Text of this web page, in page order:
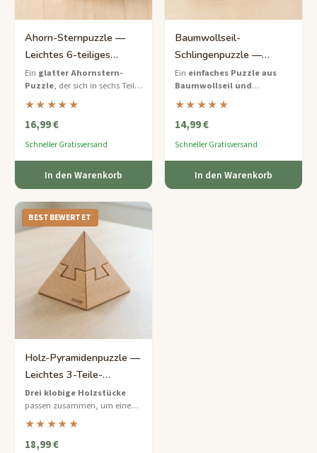
Ahorn-Sternpuzzle —
Leichtes 6-teiliges
Steckpuzzle-Knobelspiel
Ein glatter Ahornstern-
Puzzle, der sich in sechs Teile
trennt – ein einfaches und
schönes erstes
ineinandergreifendes
★★★★★
16,99 €
Schneller Gratisversand
In den Warenkorb
Baumwollseil-
Schlingenpuzzle —
Leichtes Schnur-und-
Holz-Knobelspiel
Ein einfaches Puzzle aus
Baumwollseil und
Buchenholzrahmen
befreien Sie die Schlaufe von
den Holzpfählen mit nur
Bewegungen.
★★★★★
14,99 €
Schneller Gratisversand
In den Warenkorb
BESTBEWERTET
Holz-Pyramidenpuzzle —
Leichtes 3-Teile-
Knobelspiel für Kinder
Drei klobige Holzstücke
passen zusammen, um eine
bunte Pyramide zu bilden —
ein perfekter erster Denksport
für junge Puzzle-Entdecker.
★★★★★
18,99 €